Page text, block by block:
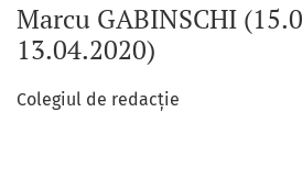
Marcu GABINSCHI
13.04.2020)
Colegiul de redacție